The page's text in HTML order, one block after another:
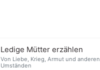
Ledige Mütter erzählen
Von Liebe, Krieg, Armut und anderen
Umständen